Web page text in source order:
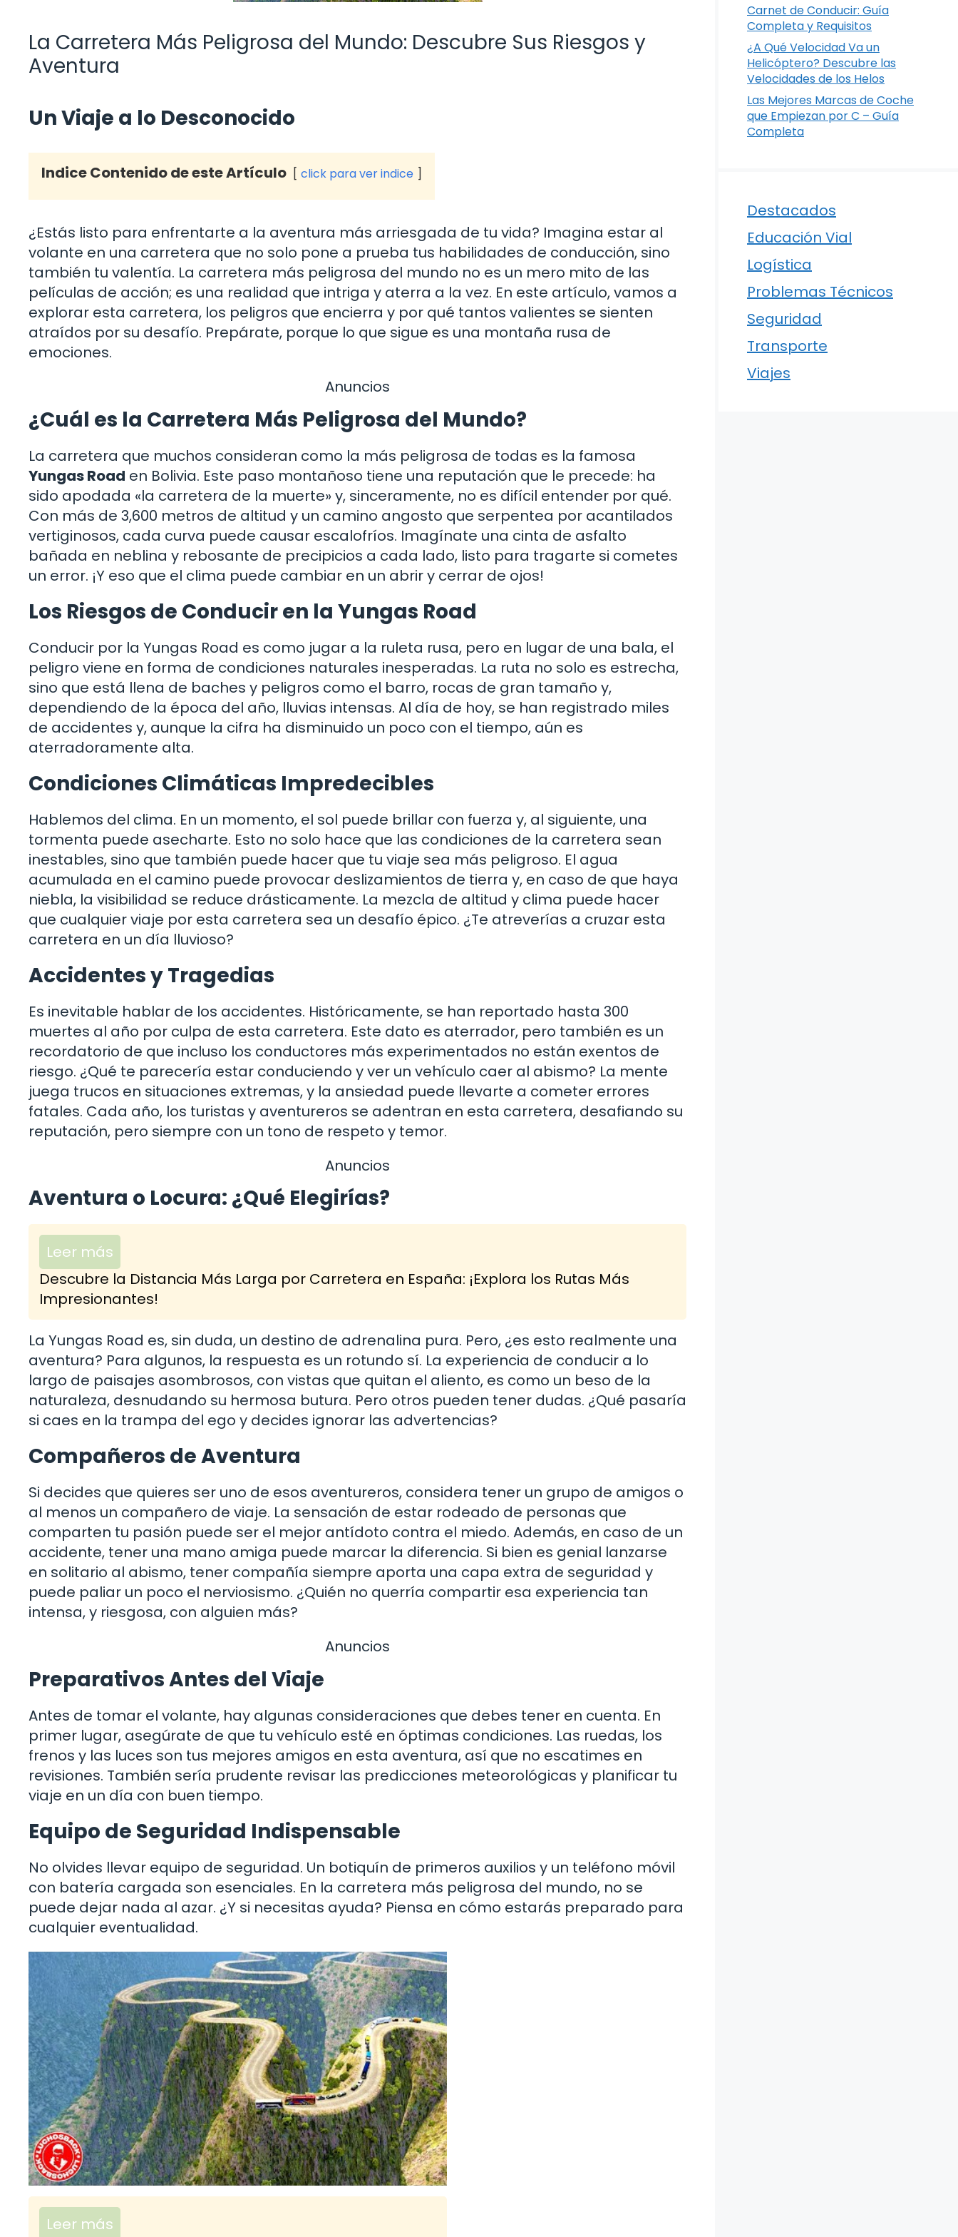
La Carretera Más Peligrosa del Mundo: Descubre Sus Riesgos y
Aventura
Un Viaje a lo Desconocido
Indice Contenido de este Artículo click para ver indice
¿Estás listo para enfrentarte a la aventura más arriesgada de tu vida? Imagina estar al
volante en una carretera que no solo pone a prueba tus habilidades de conducción, sino
también tu valentía. La carretera más peligrosa del mundo no es un mero mito de las
películas de acción; es una realidad que intriga y aterra a la vez. En este artículo, vamos a
explorar esta carretera, los peligros que encierra y por qué tantos valientes se sienten
atraídos por su desafío. Prepárate, porque lo que sigue es una montaña rusa de
emociones.
Anuncios
¿Cuál es la Carretera Más Peligrosa del Mundo?
La carretera que muchos consideran como la más peligrosa de todas es la famosa
Yungas Road en Bolivia. Este paso montañoso tiene una reputación que le precede: ha
sido apodada «la carretera de la muerte» y, sinceramente, no es difícil entender por qué.
Con más de 3,600 metros de altitud y un camino angosto que serpentea por acantilados
vertiginosos, cada curva puede causar escalofríos. Imagínate una cinta de asfalto
bañada en neblina y rebosante de precipicios a cada lado, listo para tragarte si cometes
un error. ¡Y eso que el clima puede cambiar en un abrir y cerrar de ojos!
Los Riesgos de Conducir en la Yungas Road
Conducir por la Yungas Road es como jugar a la ruleta rusa, pero en lugar de una bala, el
peligro viene en forma de condiciones naturales inesperadas. La ruta no solo es estrecha,
sino que está llena de baches y peligros como el barro, rocas de gran tamaño y,
dependiendo de la época del año, lluvias intensas. Al día de hoy, se han registrado miles
de accidentes y, aunque la cifra ha disminuido un poco con el tiempo, aún es
aterradoramente alta.
Condiciones Climáticas Impredecibles
Hablemos del clima. En un momento, el sol puede brillar con fuerza y, al siguiente, una
tormenta puede asecharte. Esto no solo hace que las condiciones de la carretera sean
inestables, sino que también puede hacer que tu viaje sea más peligroso. El agua
acumulada en el camino puede provocar deslizamientos de tierra y, en caso de que haya
niebla, la visibilidad se reduce drásticamente. La mezcla de altitud y clima puede hacer
que cualquier viaje por esta carretera sea un desafío épico. ¿Te atreverías a cruzar esta
carretera en un día lluvioso?
Accidentes y Tragedias
Es inevitable hablar de los accidentes. Históricamente, se han reportado hasta 300
muertes al año por culpa de esta carretera. Este dato es aterrador, pero también es un
recordatorio de que incluso los conductores más experimentados no están exentos de
riesgo. ¿Qué te parecería estar conduciendo y ver un vehículo caer al abismo? La mente
juega trucos en situaciones extremas, y la ansiedad puede llevarte a cometer errores
fatales. Cada año, los turistas y aventureros se adentran en esta carretera, desafiando su
reputación, pero siempre con un tono de respeto y temor.
Anuncios
Aventura o Locura: ¿Qué Elegirías?
Leer más
Descubre la Distancia Más Larga por Carretera en España: ¡Explora los Rutas Más
Impresionantes!
La Yungas Road es, sin duda, un destino de adrenalina pura. Pero, ¿es esto realmente una
aventura? Para algunos, la respuesta es un rotundo sí. La experiencia de conducir a lo
largo de paisajes asombrosos, con vistas que quitan el aliento, es como un beso de la
naturaleza, desnudando su hermosa butura. Pero otros pueden tener dudas. ¿Qué pasaría
si caes en la trampa del ego y decides ignorar las advertencias?
Compañeros de Aventura
Si decides que quieres ser uno de esos aventureros, considera tener un grupo de amigos o
al menos un compañero de viaje. La sensación de estar rodeado de personas que
comparten tu pasión puede ser el mejor antídoto contra el miedo. Además, en caso de un
accidente, tener una mano amiga puede marcar la diferencia. Si bien es genial lanzarse
en solitario al abismo, tener compañía siempre aporta una capa extra de seguridad y
puede paliar un poco el nerviosismo. ¿Quién no querría compartir esa experiencia tan
intensa, y riesgosa, con alguien más?
Anuncios
Preparativos Antes del Viaje
Antes de tomar el volante, hay algunas consideraciones que debes tener en cuenta. En
primer lugar, asegúrate de que tu vehículo esté en óptimas condiciones. Las ruedas, los
frenos y las luces son tus mejores amigos en esta aventura, así que no escatimes en
revisiones. También sería prudente revisar las predicciones meteorológicas y planificar tu
viaje en un día con buen tiempo.
Equipo de Seguridad Indispensable
No olvides llevar equipo de seguridad. Un botiquín de primeros auxilios y un teléfono móvil
con batería cargada son esenciales. En la carretera más peligrosa del mundo, no se
puede dejar nada al azar. ¿Y si necesitas ayuda? Piensa en cómo estarás preparado para
cualquier eventualidad.
Leer más
Carnet de Conducir: Guía
Completa y Requisitos
¿A Qué Velocidad Va un
Helicóptero? Descubre las
Velocidades de los Helos
Las Mejores Marcas de Coche
que Empiezan por C – Guía
Completa
Destacados
Educación Vial
Logística
Problemas Técnicos
Seguridad
Transporte
Viajes